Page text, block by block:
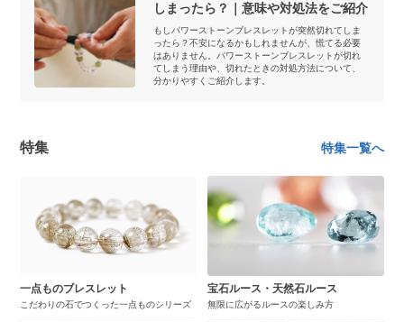
しまったら？｜意味や対処法をご紹介
もしパワーストーンブレスレットが突然切れてしま
ったら？不安になるかもしれませんが、慌てる必要
はありません。パワーストーンブレスレットが切れ
てしまう理由や、切れたときの対処方法について、
分かりやすくご紹介します。
特集 特集一覧へ
一点ものブレスレット
こだわりの石でつくった一点ものシリーズ
宝石ルース・天然石ルース
無限に広がるルースの楽しみ方